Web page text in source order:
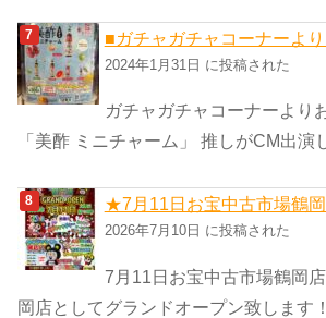
■ガチャガチャコーナーよ
2024年1月31日 に投稿された
ガチャガチャコーナーより
「美酢 ミニチャーム」 推しがCM出演
★7月11日お宝中古市場鶴
2026年7月10日 に投稿された
7月11日お宝中古市場鶴岡
岡店としてグランドオープン致します